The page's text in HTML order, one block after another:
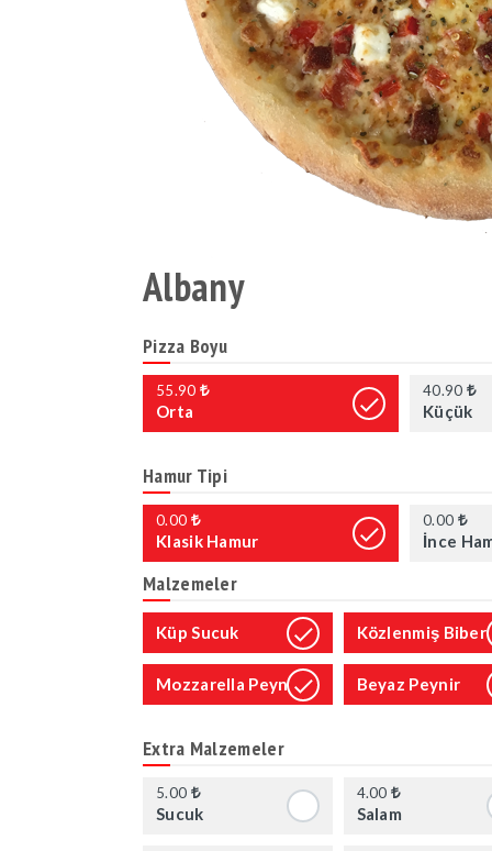
Albany
Pizza Boyu
55.90
Orta
40.90
Küçük
Hamur Tipi
0.00
Klasik Hamur
0.00
İnce
Malzemeler
Küp Sucuk Közlenmiş Biber
Mozzarella Peyniri Beyaz Peynir
Extra Malzemeler
5.00
Sucuk
4.00
Salam